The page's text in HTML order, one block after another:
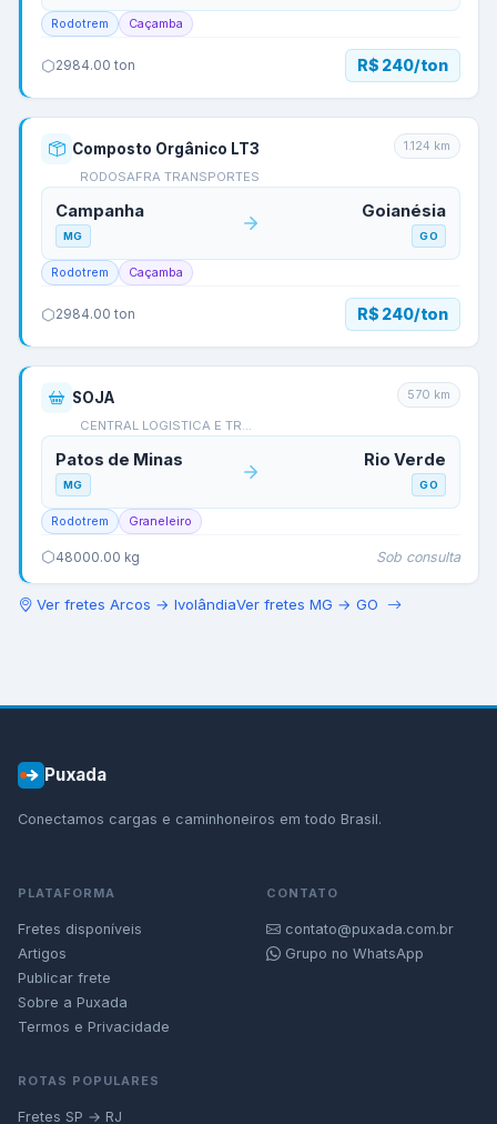
Rodotrem Caçamba
2984.00 ton R$ 240/ton
Composto Orgânico LT3
RODOSAFRA TRANSPORTES
1.124 km
Campanha
MG
Goianésia
GO
Rodotrem Caçamba
2984.00 ton R$ 240/ton
SOJA
CENTRAL LOGISTICA E TR…
570 km
Patos de Minas
MG
Rio Verde
GO
Rodotrem Graneleiro
48000.00 kg Sob consulta
Ver fretes Arcos → IvolândiaVer fretes MG → GO
Puxada
Conectamos cargas e caminhoneiros em todo Brasil.
PLATAFORMA
Fretes disponíveis
Artigos
Publicar frete
Sobre a Puxada
Termos e Privacidade
CONTATO
contato@puxada.com.br
Grupo no WhatsApp
ROTAS POPULARES
Fretes SP → RJ